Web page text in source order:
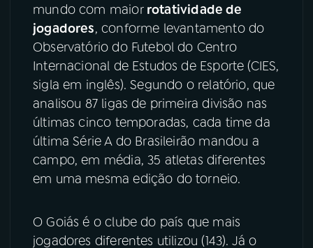
08FESTIVAL DE MÚSICA
ACOMPANHE A RÁDIO NACIONAL
YouTube Facebook
Instagram X
TikTok
mundo com maior rotatividade de
jogadores, conforme levantamento do
Observatório do Futebol do Centro
Internacional de Estudos de Esporte (CIES,
sigla em inglês). Segundo o relatório, que
analisou 87 ligas de primeira divisão nas
últimas cinco temporadas, cada time da
última Série A do Brasileirão mandou a
campo, em média, 35 atletas diferentes
em uma mesma edição do torneio.
O Goiás é o clube do país que mais
jogadores diferentes utilizou (143). Já o